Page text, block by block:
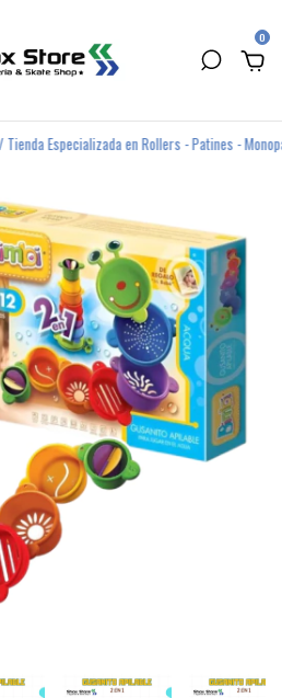
0
en Rollers - Patines -